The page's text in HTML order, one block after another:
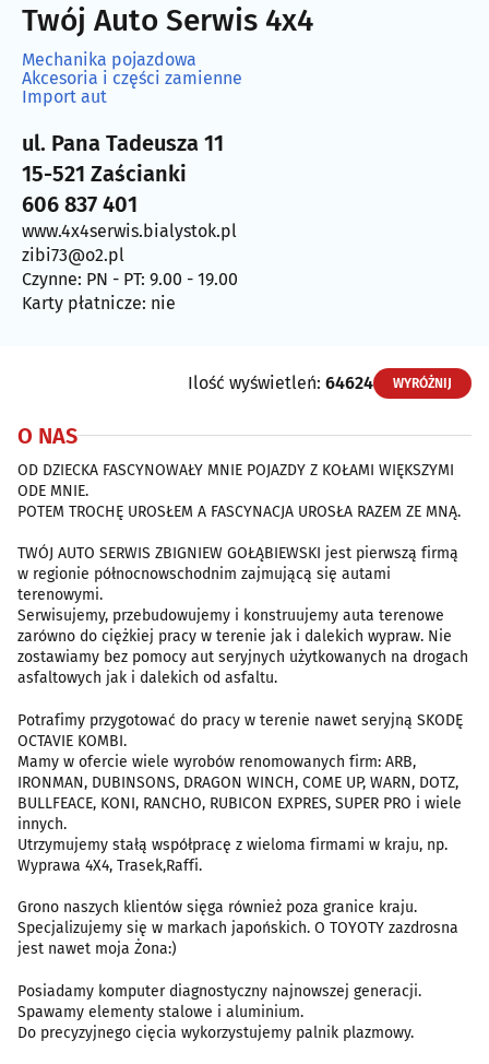
Twój Auto Serwis 4x4
Mechanika pojazdowa
Akcesoria i części zamienne
Import aut
ul. Pana Tadeusza 11
15-521 Zaścianki
606 837 401
www.4x4serwis.bialystok.pl
zibi73@o2.pl
Czynne: PN - PT: 9.00 - 19.00
Karty płatnicze: nie
Ilość wyświetleń: 64624 WYRÓŻNIJ
O NAS
OD DZIECKA FASCYNOWAŁY MNIE POJAZDY Z KOŁAMI WIĘKSZYMI
ODE MNIE.
POTEM TROCHĘ UROSŁEM A FASCYNACJA UROSŁA RAZEM ZE MNĄ.
TWÓJ AUTO SERWIS ZBIGNIEW GOŁĄBIEWSKI jest pierwszą firmą
w regionie północnowschodnim zajmującą się autami
terenowymi.
Serwisujemy, przebudowujemy i konstruujemy auta terenowe
zarówno do ciężkiej pracy w terenie jak i dalekich wypraw. Nie
zostawiamy bez pomocy aut seryjnych użytkowanych na drogach
asfaltowych jak i dalekich od asfaltu.
Potrafimy przygotować do pracy w terenie nawet seryjną SKODĘ
OCTAVIE KOMBI.
Mamy w ofercie wiele wyrobów renomowanych firm: ARB,
IRONMAN, DUBINSONS, DRAGON WINCH, COME UP, WARN, DOTZ,
BULLFEACE, KONI, RANCHO, RUBICON EXPRES, SUPER PRO i wiele
innych.
Utrzymujemy stałą współpracę z wieloma firmami w kraju, np.
Wyprawa 4X4, Trasek,Raffi.
Grono naszych klientów sięga również poza granice kraju.
Specjalizujemy się w markach japońskich. O TOYOTY zazdrosna
jest nawet moja Żona:)
Posiadamy komputer diagnostyczny najnowszej generacji.
Spawamy elementy stalowe i aluminium.
Do precyzyjnego cięcia wykorzystujemy palnik plazmowy.